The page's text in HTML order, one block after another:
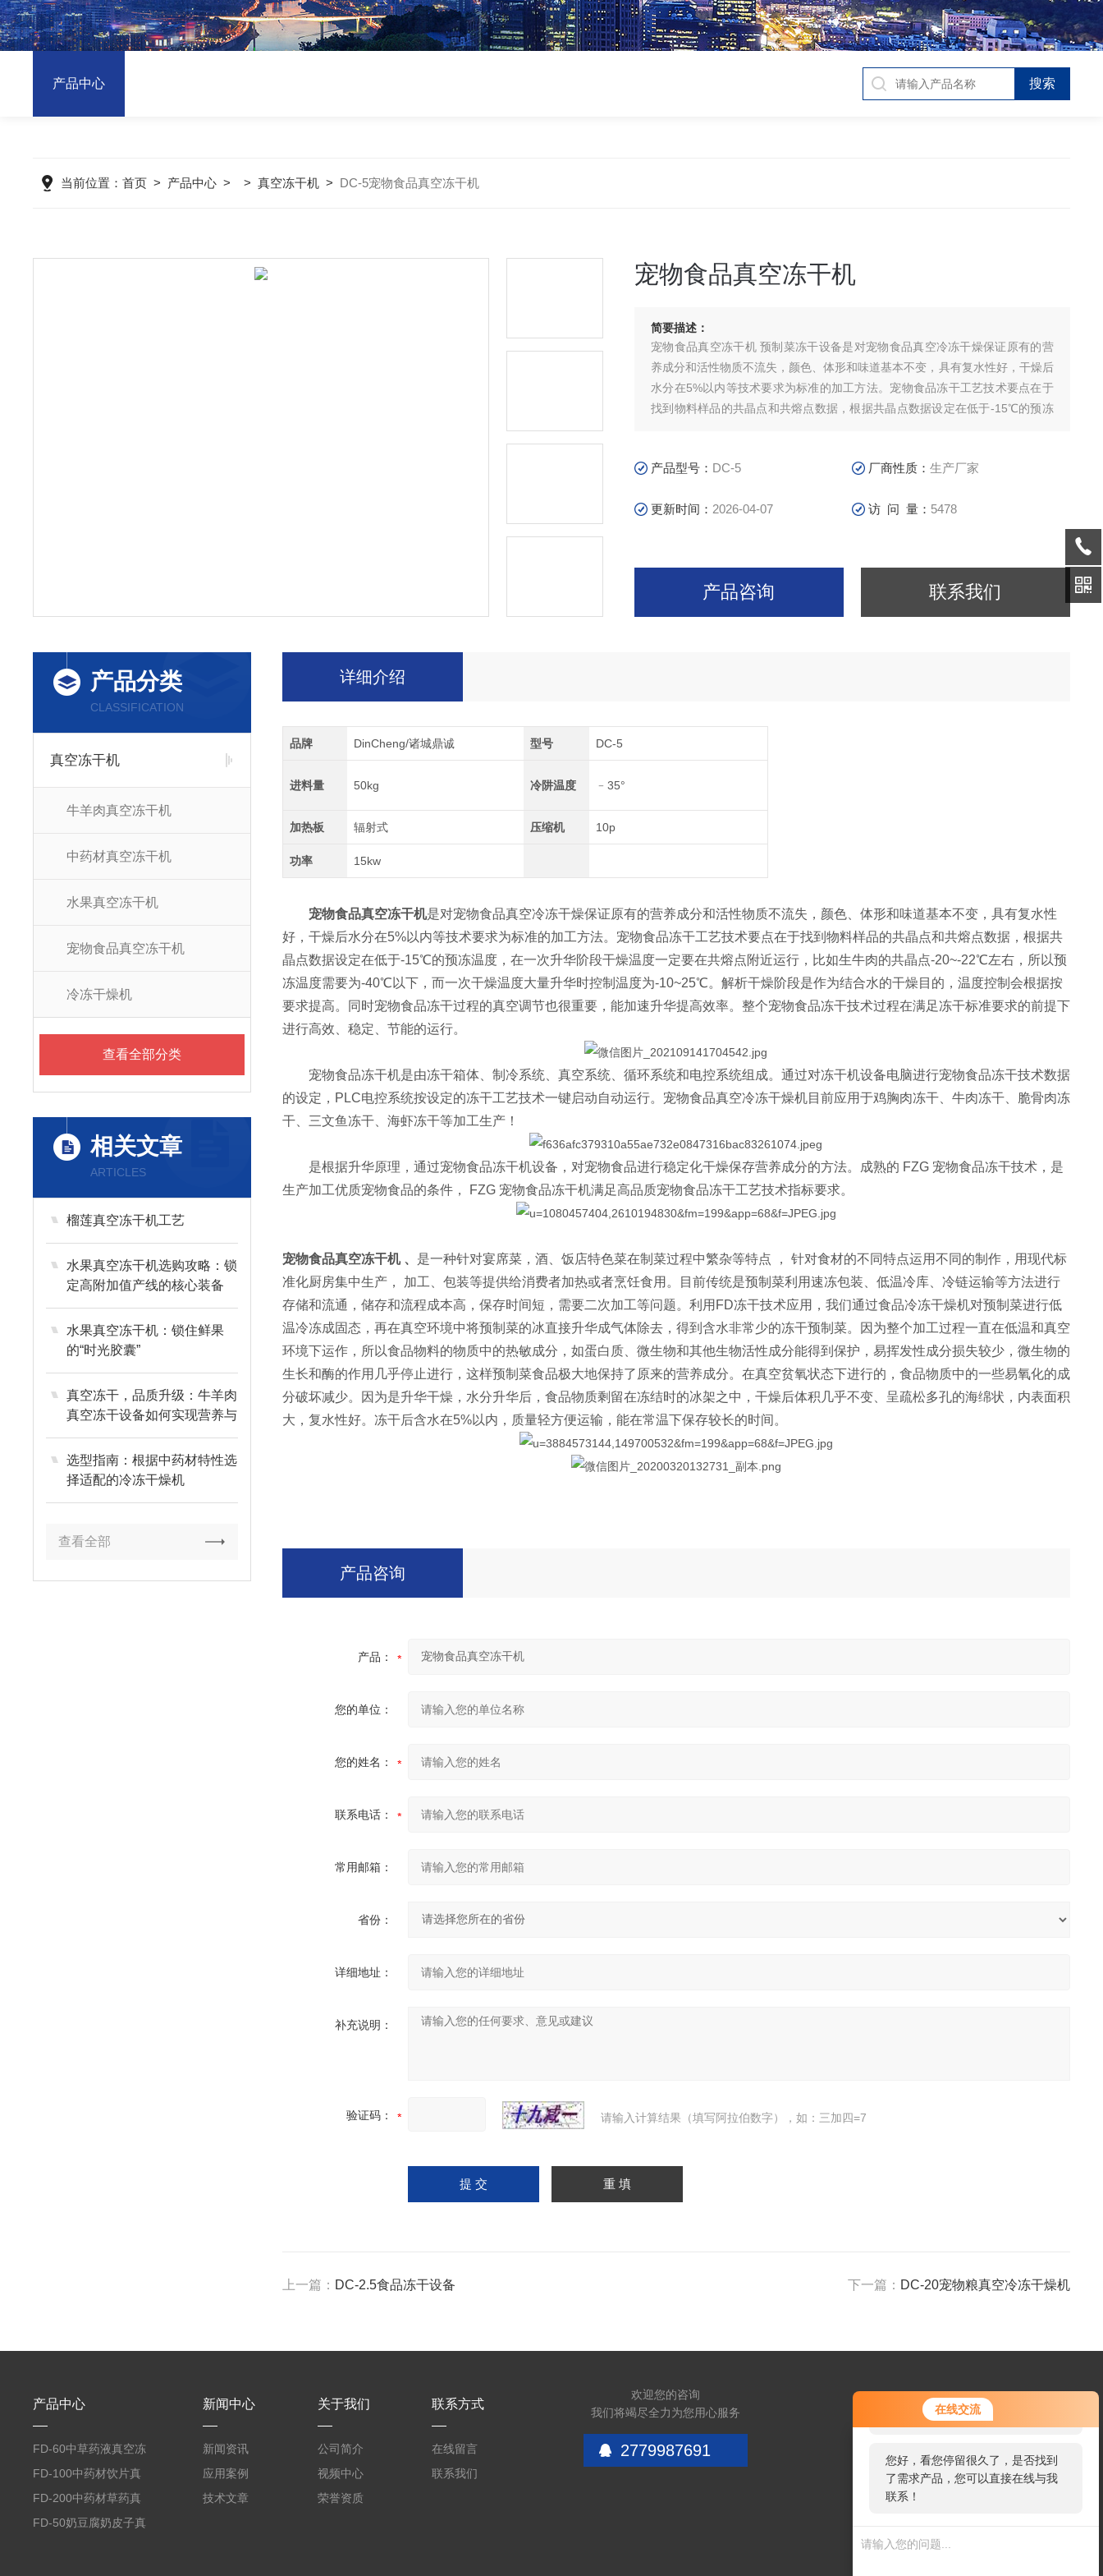
在线交流
您好！欢迎前来咨询，很高兴为您
服务，请问您要咨询什么问题呢？
您好，看您停留很久了，是否找到
了需求产品，您可以直接在线与我
联系！
产品中心
当前位置：首页 > 产品中心 > >真空冻干机 > DC-5宠物食品真空冻干机
宠物食品真空冻干机
简要描述：
宠物食品真空冻干机 预制菜冻干设备是对宠物食品真空冷冻干燥保证原有的营
养成分和活性物质不流失，颜色、体形和味道基本不变，具有复水性好，干燥后
水分在5%以内等技术要求为标准的加工方法。宠物食品冻干工艺技术要点在于
找到物料样品的共晶点和共熔点数据，根据共晶点数据设定在低于-15℃的预冻
产品型号： DC-5 厂商性质：生产厂家
更新时间： 2026-04-07 访 问 量： 5478
产品咨询 联系我们
产品分类
CLASSIFICATION
真空冻干机
牛羊肉真空冻干机
中药材真空冻干机
水果真空冻干机
宠物食品真空冻干机
冷冻干燥机
查看全部分类
相关文章
ARTICLES
榴莲真空冻干机工艺
水果真空冻干机选购攻略：锁
定高附加值产线的核心装备
水果真空冻干机：锁住鲜果
的“时光胶囊”
真空冻干，品质升级：牛羊肉
真空冻干设备如何实现营养与
风味的长效留存？
选型指南：根据中药材特性选
择适配的冷冻干燥机
查看全部
详细介绍
品牌 DinCheng/诸城鼎诚 型号 DC-5
进料量 50kg 冷阱温度 ﹣35°
加热板 辐射式 压缩机 10p
功率 15kw
宠物食品真空冻干机是对宠物食品真空冷冻干燥保证原有的营养成分和活性物质不流失，颜色、体形和味道基本不变，具有复水性
好，干燥后水分在5%以内等技术要求为标准的加工方法。宠物食品冻干工艺技术要点在于找到物料样品的共晶点和共熔点数据，根据共
晶点数据设定在低于-15℃的预冻温度，在一次升华阶段干燥温度一定要在共熔点附近运行，比如生牛肉的共晶点-20~-22℃左右，所以预
冻温度需要为-40℃以下，而一次干燥温度大量升华时控制温度为-10~25℃。解析干燥阶段是作为结合水的干燥目的，温度控制会根据按
要求提高。同时宠物食品冻干过程的真空调节也很重要，能加速升华提高效率。整个宠物食品冻干技术过程在满足冻干标准要求的前提下
进行高效、稳定、节能的运行。
宠物食品冻干机是由冻干箱体、制冷系统、真空系统、循环系统和电控系统组成。通过对冻干机设备电脑进行宠物食品冻干技术数据
的设定，PLC电控系统按设定的冻干工艺技术一键启动自动运行。宠物食品真空冷冻干燥机目前应用于鸡胸肉冻干、牛肉冻干、脆骨肉冻
干、三文鱼冻干、海虾冻干等加工生产！
是根据升华原理，通过宠物食品冻干机设备，对宠物食品进行稳定化干燥保存营养成分的方法。成熟的 FZG 宠物食品冻干技术，是
生产加工优质宠物食品的条件， FZG 宠物食品冻干机满足高品质宠物食品冻干工艺技术指标要求。
宠物食品真空冻干机 、 是一种针对宴席菜，酒、饭店特色菜在制菜过程中繁杂等特点 ， 针对食材的不同特点运用不同的制作，用现代标
准化厨房集中生产， 加工、包装等提供给消费者加热或者烹饪食用。目前传统是预制菜利用速冻包装、低温冷库、冷链运输等方法进行
存储和流通，储存和流程成本高，保存时间短，需要二次加工等问题。利用FD冻干技术应用，我们通过食品冷冻干燥机对预制菜进行低
温冷冻成固态，再在真空环境中将预制菜的冰直接升华成气体除去，得到含水非常少的冻干预制菜。因为整个加工过程一直在低温和真空
环境下运作，所以食品物料的物质中的热敏成分，如蛋白质、微生物和其他生物活性成分能得到保护，易挥发性成分损失较少，微生物的
生长和酶的作用几乎停止进行，这样预制菜食品极大地保持了原来的营养成分。在真空贫氧状态下进行的，食品物质中的一些易氧化的成
分破坏减少。因为是升华干燥，水分升华后，食品物质剩留在冻结时的冰架之中，干燥后体积几乎不变、呈疏松多孔的海绵状，内表面积
大，复水性好。冻干后含水在5%以内，质量轻方便运输，能在常温下保存较长的时间。
产品咨询
产品：
您的单位：
您的姓名：
联系电话：
常用邮箱：
省份：
详细地址：
补充说明：
验证码： 请输入计算结果（填写阿拉伯数字），如：三加四=7
上一篇： DC-2.5食品冻干设备 下一篇： DC-20宠物粮真空冷冻干燥机
产品中心
FD-60中草药液真空冻
干机
FD-100中药材饮片真
空冻干机
FD-200中药材草药真
空冻干机
FD-50奶豆腐奶皮子真
新闻中心
新闻资讯
应用案例
技术文章
关于我们
公司简介
视频中心
荣誉资质
联系方式
在线留言
联系我们
欢迎您的咨询
我们将竭尽全力为您用心服务
2779987691
扫码加微信